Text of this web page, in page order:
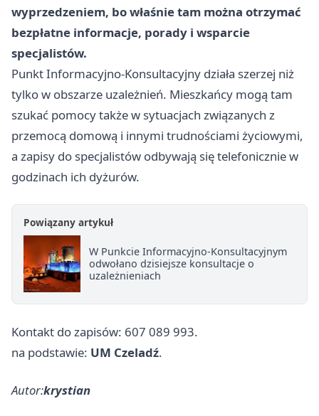
wyprzedzeniem, bo właśnie tam można otrzymać
bezpłatne informacje, porady i wsparcie
specjalistów.
Punkt Informacyjno-Konsultacyjny działa szerzej niż
tylko w obszarze uzależnień. Mieszkańcy mogą tam
szukać pomocy także w sytuacjach związanych z
przemocą domową i innymi trudnościami życiowymi,
a zapisy do specjalistów odbywają się telefonicznie w
godzinach ich dyżurów.
Powiązany artykuł
W Punkcie Informacyjno-Konsultacyjnym
odwołano dzisiejsze konsultacje o
uzależnieniach
Kontakt do zapisów: 607 089 993.
na podstawie: UM Czeladź.
Autor:krystian